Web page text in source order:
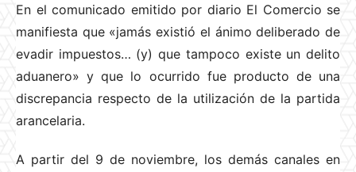
En el comunicado emitido por diario El Comercio se
manifiesta que «jamás existió el ánimo deliberado de
evadir impuestos… (y) que tampoco existe un delito
aduanero» y que lo ocurrido fue producto de una
discrepancia respecto de la utilización de la partida
arancelaria.
A partir del 9 de noviembre, los demás canales en